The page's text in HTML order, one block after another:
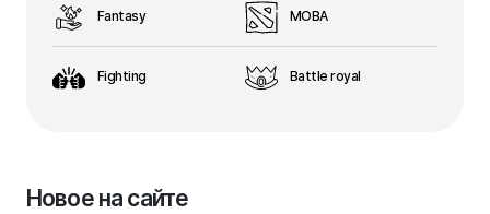
Fantasy
Fighting
MOBA
Battle royal
Новое на сайте